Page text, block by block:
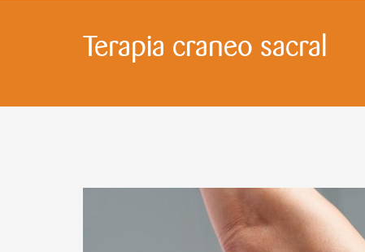
Terapia craneo sacral